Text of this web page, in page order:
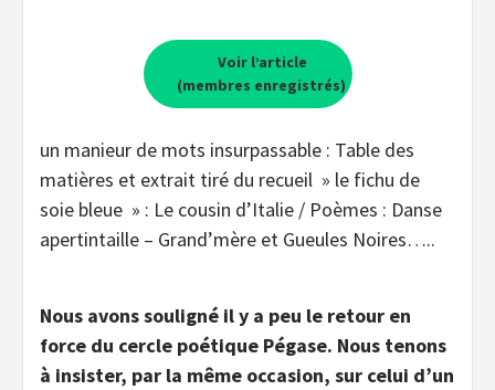
Voir l’article
(membres enregistrés)
un manieur de mots insurpassable : Table des
matières et extrait tiré du recueil » le fichu de
soie bleue » : Le cousin d’Italie / Poèmes : Danse
apertintaille – Grand’mère et Gueules Noires…..
Nous avons souligné il y a peu le retour en
force du cercle poétique Pégase. Nous tenons
à insister, par la même occasion, sur celui d’un